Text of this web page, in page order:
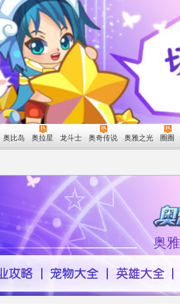
奥比岛 奥拉星 龙斗士 奥奇传说 奥雅之光 圈圈
奥